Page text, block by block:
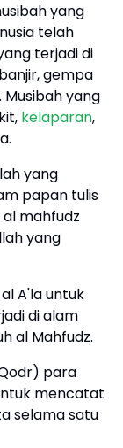
yang
telah
terjadi di
gempa
yang
kelaparan,
yang
papan tulis
mahfudz
yang
A'la untuk
di alam
al Mahfudz.
para
mencatat
selama satu